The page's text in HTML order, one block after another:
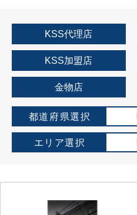
KSS代理店
KSS加盟店
金物店
都道府県選択
エリア選択